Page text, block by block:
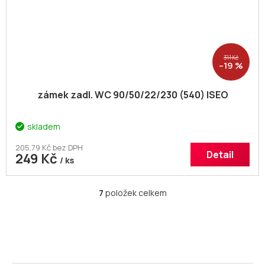
311 Kč
–19 %
zámek zadl. WC 90/50/22/230 (540) ISEO
skladem
205,79 Kč bez DPH
249 Kč / ks Detail
O
c
7 položek celkem